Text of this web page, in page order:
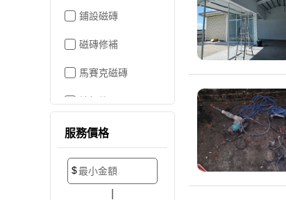
鋪設磁磚
磁磚修補
馬賽克磁磚
地板維修
地板拋光打蠟
地板防滑施工
服務價格
$